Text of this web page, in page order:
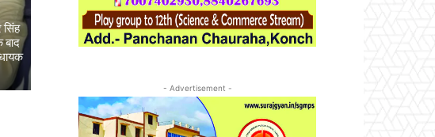
सिंह
- Advertisement -